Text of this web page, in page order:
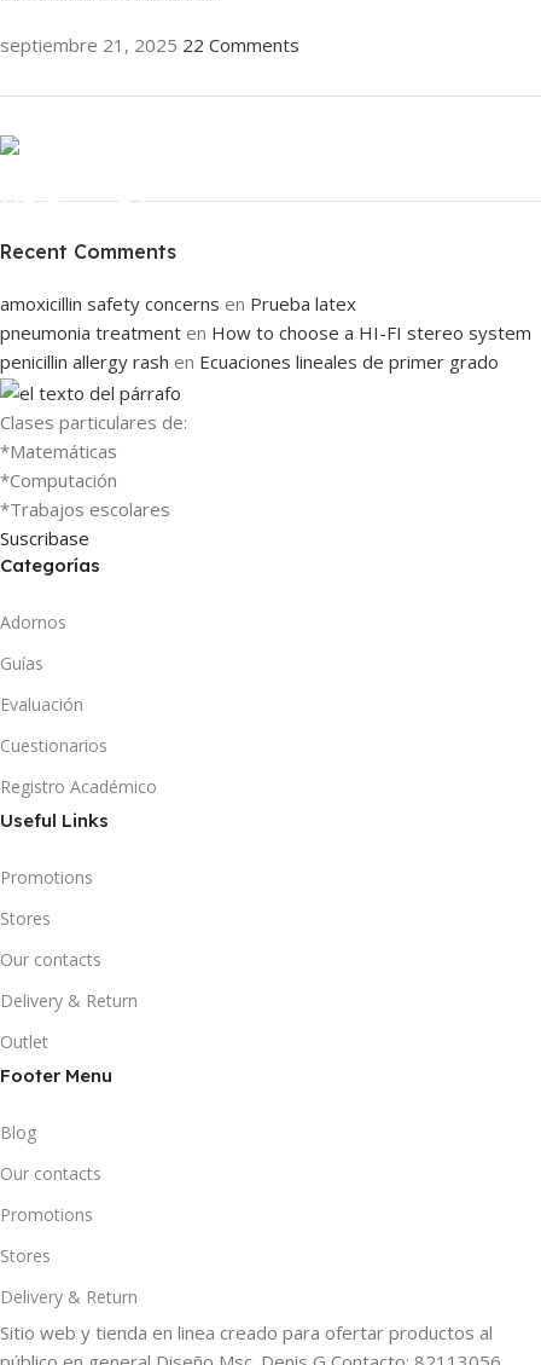
septiembre 21, 2025 22 Comments
HP Envy 34
To Shop
Recent Comments
amoxicillin safety concerns en Prueba latex
pneumonia treatment en How to choose a HI-FI stereo system
penicillin allergy rash en Ecuaciones lineales de primer grado
Clases particulares de:
*Matemáticas
*Computación
*Trabajos escolares
Suscribase
Categorías
Adornos
Guías
Evaluación
Cuestionarios
Registro Académico
Useful Links
Promotions
Stores
Our contacts
Delivery & Return
Outlet
Footer Menu
Blog
Our contacts
Promotions
Stores
Delivery & Return
Sitio web y tienda en linea creado para ofertar productos al